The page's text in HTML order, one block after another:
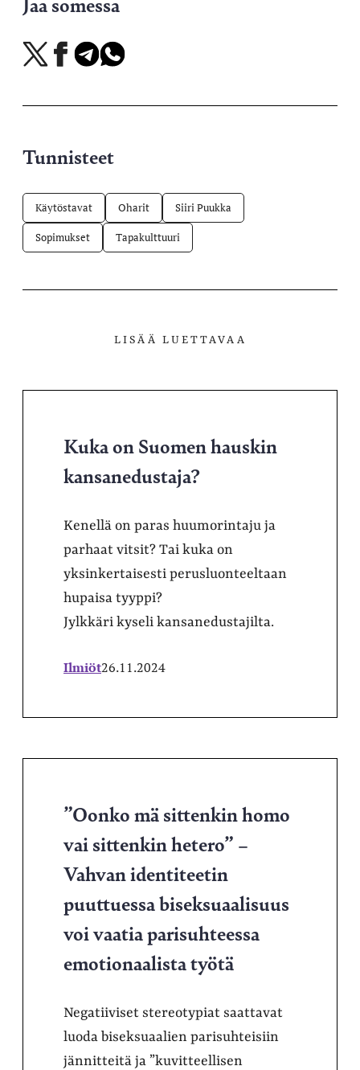
Jaa
X-
Jaa
Facebookissa
Jaa
Telegramissa
Jaa
WhatsAppissa
Tunnisteet
Käytöstavat Oharit Siiri Puukka
Sopimukset Tapakulttuuri
LISÄÄ LUETTAVAA
Kuka on Suomen hauskin
kansanedustaja?
Kenellä on paras huumorintaju ja
parhaat vitsit? Tai kuka on
yksinkertaisesti perusluonteeltaan
hupaisa tyyppi?
Jylkkäri kyseli kansanedustajilta.
Ilmiöt26.11.2024
”Oonko mä sittenkin homo
vai sittenkin hetero” –
Vahvan identiteetin
puuttuessa biseksuaalisuus
voi vaatia parisuhteessa
emotionaalista työtä
Negatiiviset stereotypiat saattavat
luoda biseksuaalien parisuhteisiin
jännitteitä ja ”kuvitteellisen